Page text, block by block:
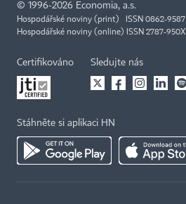
© 1996-2026 Economia, a.s.
Hospodářské noviny (print) ISSN 0862-9587
Hospodářské noviny (online) ISSN 2787-950X
Certifikováno Sledujte nás
Stáhněte si aplikaci HN